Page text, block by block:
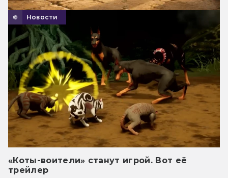
Новости
«Коты-воители» станут игрой. Вот её
трейлер